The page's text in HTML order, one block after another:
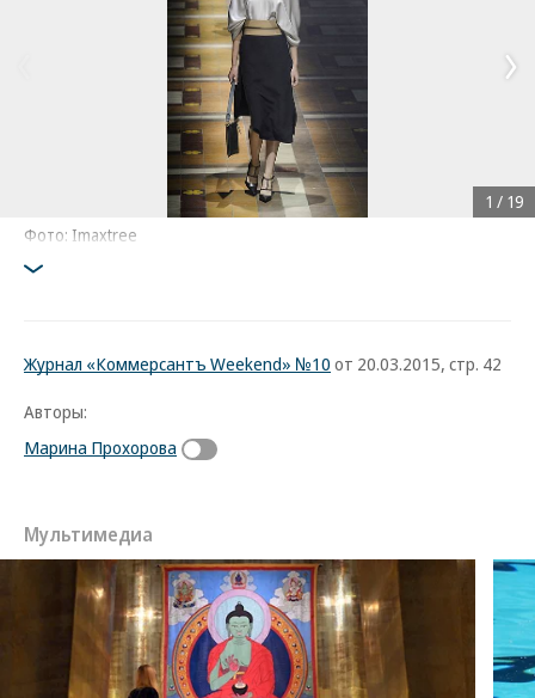
Фото: Imaxtree
1 / 19
Журнал «Коммерсантъ Weekend» №10 от 20.03.2015, стр. 42
Авторы:
Марина Прохорова
Мультимедиа